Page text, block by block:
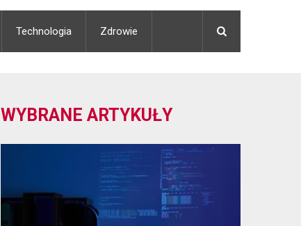
Technologia Zdrowie
WYBRANE ARTYKUŁY